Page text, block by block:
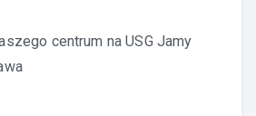
centrum naUSG Jamy